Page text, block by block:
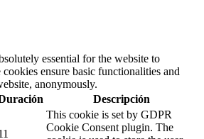
essential for the website to
ensure basic functionalities and
anonymously.
Descripción
This cookie is set by GDPR
Cookie Consent plugin. The